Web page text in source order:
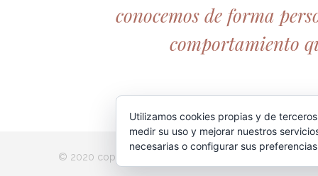
conocemos de forma
comportamiento
© 2020 copyright Bedoya Hostelería // Todos los
Utilizamos cookies propias y de
medir su uso y mejorar nuestros
necesarias o configurar sus